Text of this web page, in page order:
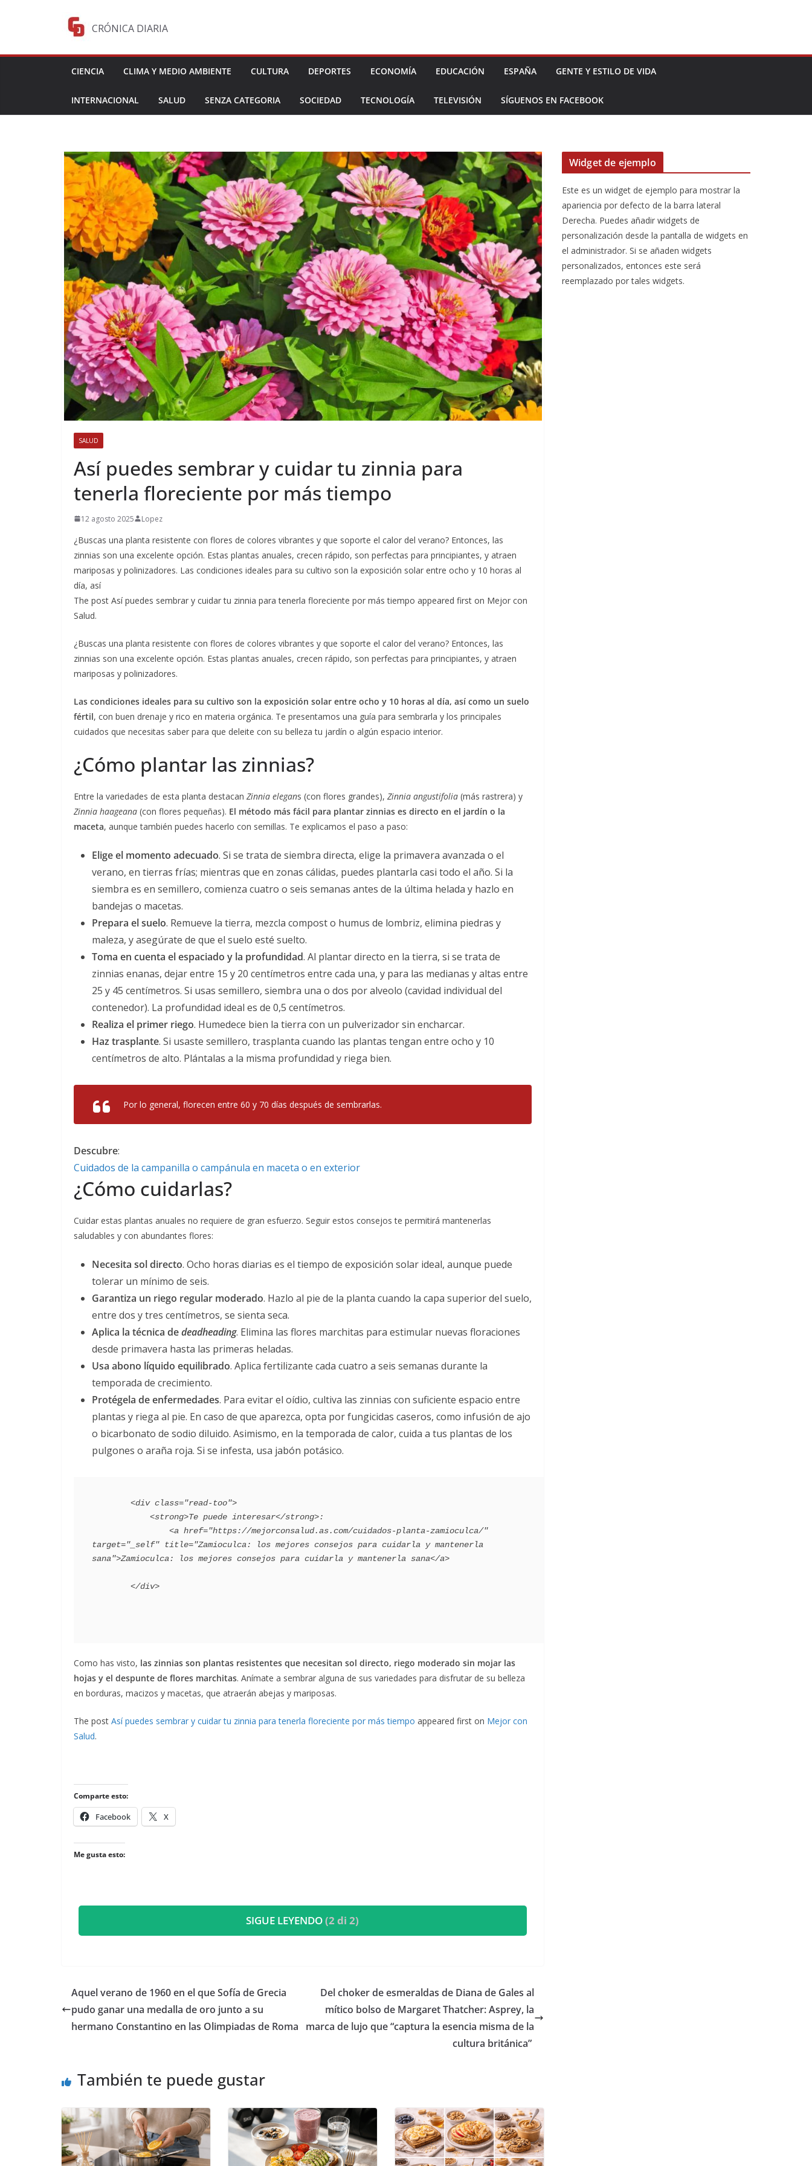
CRÓNICA DIARIA
CIENCIA CLIMA Y MEDIO AMBIENTE CULTURA DEPORTES ECONOMÍA EDUCACIÓN ESPAÑA GENTE Y ESTILO DE VIDA
INTERNACIONAL SALUD SENZA CATEGORIA SOCIEDAD TECNOLOGÍA TELEVISIÓN SÍGUENOS EN FACEBOOK
SALUD
Así puedes sembrar y cuidar tu zinnia para
tenerla floreciente por más tiempo
12 agosto 2025 Lopez
¿Buscas una planta resistente con flores de colores vibrantes y que soporte el calor del verano? Entonces, las
zinnias son una excelente opción. Estas plantas anuales, crecen rápido, son perfectas para principiantes, y atraen
mariposas y polinizadores. Las condiciones ideales para su cultivo son la exposición solar entre ocho y 10 horas al
día, así
The post Así puedes sembrar y cuidar tu zinnia para tenerla floreciente por más tiempo appeared first on Mejor con
Salud.
¿Buscas una planta resistente con flores de colores vibrantes y que soporte el calor del verano? Entonces, las
zinnias son una excelente opción. Estas plantas anuales, crecen rápido, son perfectas para principiantes, y atraen
mariposas y polinizadores.
Las condiciones ideales para su cultivo son la exposición solar entre ocho y 10 horas al día, así como un suelo
fértil, con buen drenaje y rico en materia orgánica. Te presentamos una guía para sembrarla y los principales
cuidados que necesitas saber para que deleite con su belleza tu jardín o algún espacio interior.
¿Cómo plantar las zinnias?
Entre la variedades de esta planta destacan Zinnia elegans (con flores grandes), Zinnia angustifolia (más rastrera) y
Zinnia haageana (con flores pequeñas). El método más fácil para plantar zinnias es directo en el jardín o la
maceta, aunque también puedes hacerlo con semillas. Te explicamos el paso a paso:
Elige el momento adecuado. Si se trata de siembra directa, elige la primavera avanzada o el
verano, en tierras frías; mientras que en zonas cálidas, puedes plantarla casi todo el año. Si la
siembra es en semillero, comienza cuatro o seis semanas antes de la última helada y hazlo en
bandejas o macetas.
Prepara el suelo. Remueve la tierra, mezcla compost o humus de lombriz, elimina piedras y
maleza, y asegúrate de que el suelo esté suelto.
Toma en cuenta el espaciado y la profundidad. Al plantar directo en la tierra, si se trata de
zinnias enanas, dejar entre 15 y 20 centímetros entre cada una, y para las medianas y altas entre
25 y 45 centímetros. Si usas semillero, siembra una o dos por alveolo (cavidad individual del
contenedor). La profundidad ideal es de 0,5 centímetros.
Realiza el primer riego. Humedece bien la tierra con un pulverizador sin encharcar.
Haz trasplante. Si usaste semillero, trasplanta cuando las plantas tengan entre ocho y 10
centímetros de alto. Plántalas a la misma profundidad y riega bien.
Por lo general, florecen entre 60 y 70 días después de sembrarlas.
Descubre:
Cuidados de la campanilla o campánula en maceta o en exterior
¿Cómo cuidarlas?
Cuidar estas plantas anuales no requiere de gran esfuerzo. Seguir estos consejos te permitirá mantenerlas
saludables y con abundantes flores:
Necesita sol directo. Ocho horas diarias es el tiempo de exposición solar ideal, aunque puede
tolerar un mínimo de seis.
Garantiza un riego regular moderado. Hazlo al pie de la planta cuando la capa superior del suelo,
entre dos y tres centímetros, se sienta seca.
Aplica la técnica dedeadheading. Elimina las flores marchitas para estimular nuevas floraciones
desde primavera hasta las primeras heladas.
Usa abono líquido equilibrado. Aplica fertilizante cada cuatro a seis semanas durante la
temporada de crecimiento.
Protégela de enfermedades. Para evitar el oídio, cultiva las zinnias con suficiente espacio entre
plantas y riega al pie. En caso de que aparezca, opta por fungicidas caseros, como infusión de ajo
o bicarbonato de sodio diluido. Asimismo, en la temporada de calor, cuida a tus plantas de los
pulgones o araña roja. Si se infesta, usa jabón potásico.
target="_self" title="Zamioculca: los mejores consejos para cuidarla y mantenerla
sana">Zamioculca: los mejores consejos para cuidarla y mantenerla sana</a>
Como has visto, las zinnias son plantas resistentes que necesitan sol directo, riego moderado sin mojar las
hojas y el despunte de flores marchitas. Anímate a sembrar alguna de sus variedades para disfrutar de su belleza
en borduras, macizos y macetas, que atraerán abejas y mariposas.
The post Así puedes sembrar y cuidar tu zinnia para tenerla floreciente por más tiempo appeared first on Mejor con
Salud.
Comparte esto:
Facebook X
Me gusta esto:
SIGUE LEYENDO(2 di 2)
​Aquel verano de 1960 en el que Sofía de Grecia
pudo ganar una medalla de oro junto a su
hermano Constantino en las Olimpiadas de Roma
​Del choker de esmeraldas de Diana de Gales al
mítico bolso de Margaret Thatcher: Asprey, la
marca de lujo que “captura la esencia misma de la
cultura británica”
También te puede gustar
Widget de ejemplo
Este es un widget de ejemplo para mostrar la
apariencia por defecto de la barra lateral
Derecha. Puedes añadir widgets de
personalización desde la pantalla de widgets en
el administrador. Si se añaden widgets
personalizados, entonces este será
reemplazado por tales widgets.